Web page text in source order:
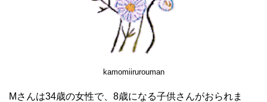
kamomiirurouman
Mさんは34歳の女性で、8歳になる子供さんがおられま